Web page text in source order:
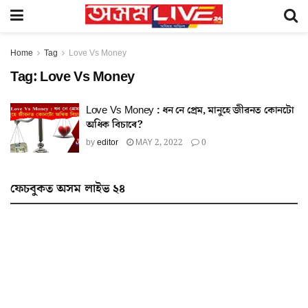
Home Tag Love Vs Money
Tag: Love Vs Money
Love Vs Money : ধন নে প্ৰেম, মানুহে জীৱনত কোনটো
অধিক বিচাৰে?
byeditor MAY 2, 2022 0
ফেচবুকত অসম লাইভ ২৪